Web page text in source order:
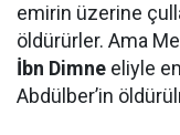
emirin üzerine
öldürürler. Ama
İbn Dimne eliyle
Abdülber’in